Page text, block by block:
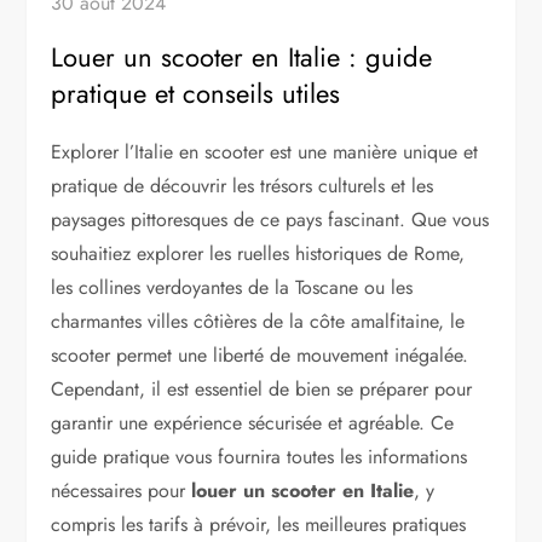
Louer un scooter en Italie : guide
pratique et conseils utiles
Explorer l’Italie en scooter est une manière unique et
pratique de découvrir les trésors culturels et les
paysages pittoresques de ce pays fascinant. Que vous
souhaitiez explorer les ruelles historiques de Rome,
les collines verdoyantes de la Toscane ou les
charmantes villes côtières de la côte amalfitaine, le
scooter permet une liberté de mouvement inégalée.
Cependant, il est essentiel de bien se préparer pour
garantir une expérience sécurisée et agréable. Ce
guide pratique vous fournira toutes les informations
nécessaires pour louer un scooter en Italie, y
compris les tarifs à prévoir, les meilleures pratiques